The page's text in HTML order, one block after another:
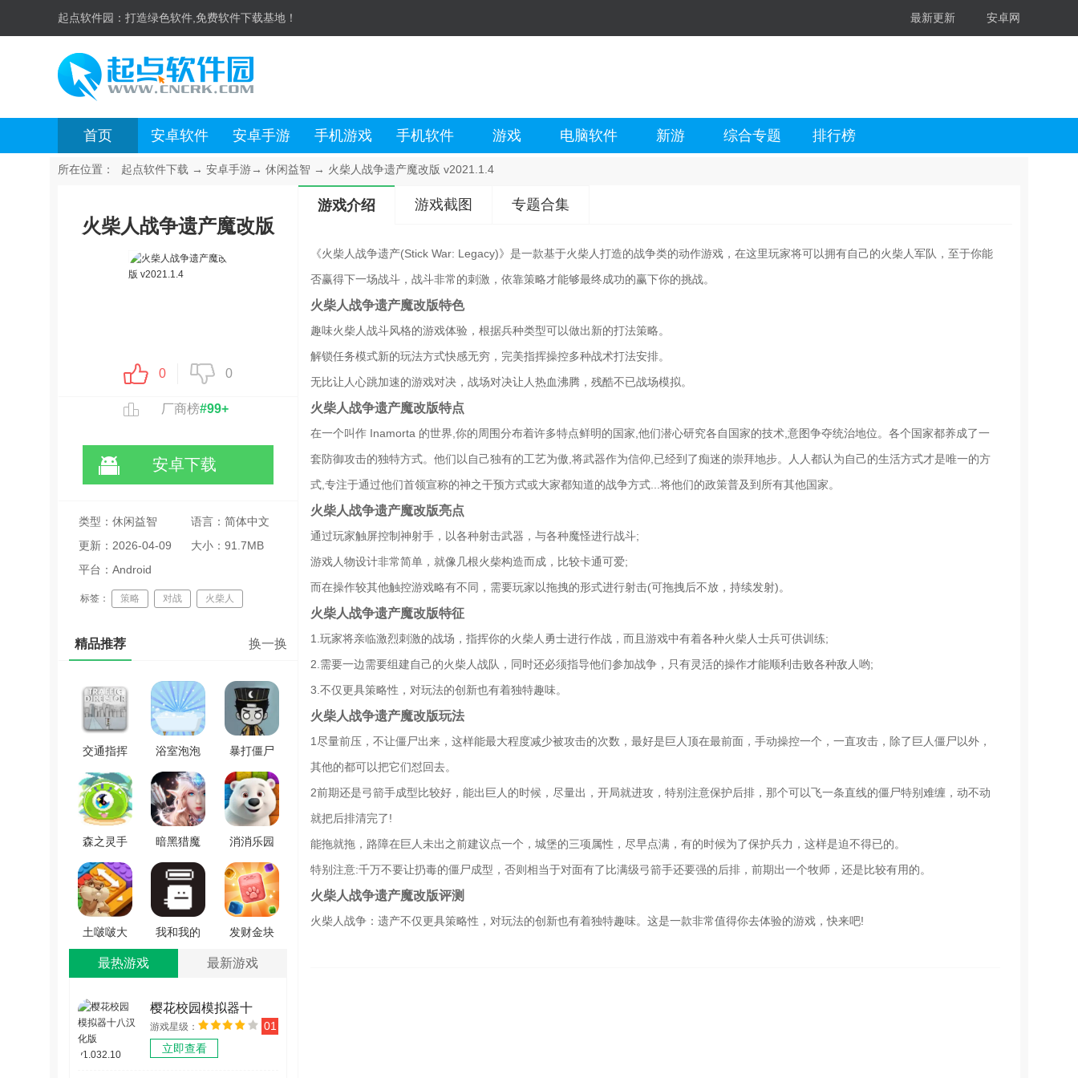
起点软件园： 打造绿色软件,免费软件下载基地！ 最新更新 安卓网
首页 安卓软件 安卓手游 手机游戏 手机软件 游戏 电脑软件 新游 综合专题 排行榜
所在位置： 起点软件下载 → 安卓手游→ 休闲益智 → 火柴人战争遗产魔改版 v2021.1.4
火柴人战争遗产魔改版
0 0
厂商榜#99+
安卓下载
类型：休闲益智
语言：简体中文
更新：2026-04-09
05:20:11
大小：91.7MB
平台：Android
标签： 策略 对战 火柴人
火柴人战争fm魔改版合集
精品推荐 换一换
交通指挥
官 V1.0.3
浴室泡泡
大作战
V1.1
暴打僵尸
你不行安
卓免费版
v1.0
森之灵手
游免费版
v1.5
暗黑猎魔
魂
V1.0.6.36
消消乐园
手游直装
版
v1.0.0.0
土啵啵大
作战手游
版 v1.0.0
我和我的
血条官方
发财金块
最热游戏 最新游戏
樱花校园模拟器十
八汉化版 v1.032.10
游戏星级：
立即查看
01
游戏介绍 游戏截图 专题合集
《火柴人战争遗产(Stick War: Legacy)》是一款基于火柴人打造的战争类的动作游戏，在这里玩家将可以拥有自己的火柴人军队，至于你能
否赢得下一场战斗，战斗非常的刺激，依靠策略才能够最终成功的赢下你的挑战。
火柴人战争遗产魔改版特色
趣味火柴人战斗风格的游戏体验，根据兵种类型可以做出新的打法策略。
解锁任务模式新的玩法方式快感无穷，完美指挥操控多种战术打法安排。
无比让人心跳加速的游戏对决，战场对决让人热血沸腾，残酷不已战场模拟。
火柴人战争遗产魔改版特点
在一个叫作 Inamorta 的世界,你的周围分布着许多特点鲜明的国家,他们潜心研究各自国家的技术,意图争夺统治地位。各个国家都养成了一
套防御攻击的独特方式。他们以自己独有的工艺为傲,将武器作为信仰,已经到了痴迷的崇拜地步。人人都认为自己的生活方式才是唯一的方
式,专注于通过他们首领宣称的神之干预方式或大家都知道的战争方式...将他们的政策普及到所有其他国家。
火柴人战争遗产魔改版亮点
通过玩家触屏控制神射手，以各种射击武器，与各种魔怪进行战斗;
游戏人物设计非常简单，就像几根火柴构造而成，比较卡通可爱;
而在操作较其他触控游戏略有不同，需要玩家以拖拽的形式进行射击(可拖拽后不放，持续发射)。
火柴人战争遗产魔改版特征
1.玩家将亲临激烈刺激的战场，指挥你的火柴人勇士进行作战，而且游戏中有着各种火柴人士兵可供训练;
2.需要一边需要组建自己的火柴人战队，同时还必须指导他们参加战争，只有灵活的操作才能顺利击败各种敌人哟;
3.不仅更具策略性，对玩法的创新也有着独特趣味。
火柴人战争遗产魔改版玩法
1尽量前压，不让僵尸出来，这样能最大程度减少被攻击的次数，最好是巨人顶在最前面，手动操控一个，一直攻击，除了巨人僵尸以外，
其他的都可以把它们怼回去。
2前期还是弓箭手成型比较好，能出巨人的时候，尽量出，开局就进攻，特别注意保护后排，那个可以飞一条直线的僵尸特别难缠，动不动
就把后排清完了!
能拖就拖，路障在巨人未出之前建议点一个，城堡的三项属性，尽早点满，有的时候为了保护兵力，这样是迫不得已的。
特别注意:千万不要让扔毒的僵尸成型，否则相当于对面有了比满级弓箭手还要强的后排，前期出一个牧师，还是比较有用的。
火柴人战争遗产魔改版评测
火柴人战争：遗产不仅更具策略性，对玩法的创新也有着独特趣味。这是一款非常值得你去体验的游戏，快来吧!